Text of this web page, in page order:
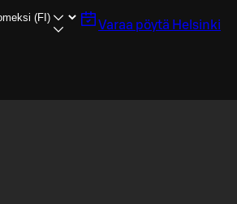
Varaa pöytä Helsinki